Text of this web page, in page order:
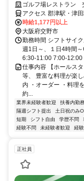
入れる方歓迎！クラブバ
婦(夫)活躍中！毎年昇給
ゴルフ場レストラン
アクセス 郡津駅・津
ガソリン代支給あり！
時給1,177円以上
大阪府交野市
勤務時間 シフトサイ
週1日～、１日4時間
6:30-11:00 7:00-12:00
仕事内容 【ホールス
等、 豊富な料理が楽
内 ・オーダー ・料理
約...
業界未経験者歓迎 扶養内勤
隔週シフト提出
土日祝のみ
短期
シフト自由 学歴不問
経験不問
未経験者歓迎 経
正社員